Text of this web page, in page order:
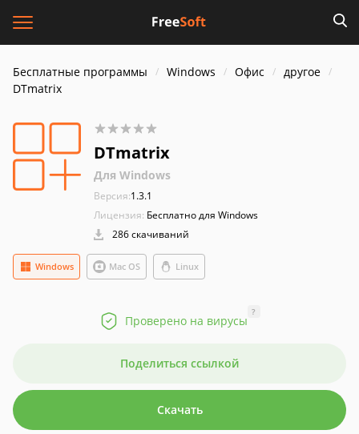
Бесплатные программы Windows Офис
другое
DTmatrix
DTmatrix
Для Windows
Версия:1.3.1
Лицензия: Бесплатно для Windows
286 скачиваний
Mac OS
Windows Linux
Проверено на вирусы
?
Поделиться ссылкой
Скачать